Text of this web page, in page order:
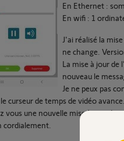
En Ethernet :
En wifi : 1
J'ai réalisé la
ne change.
La mise à jour de
nouveau le
Je ne peux pas
curseur de temps de vidéo avance.
vous une nouvelle mise à jour de
cordialement.